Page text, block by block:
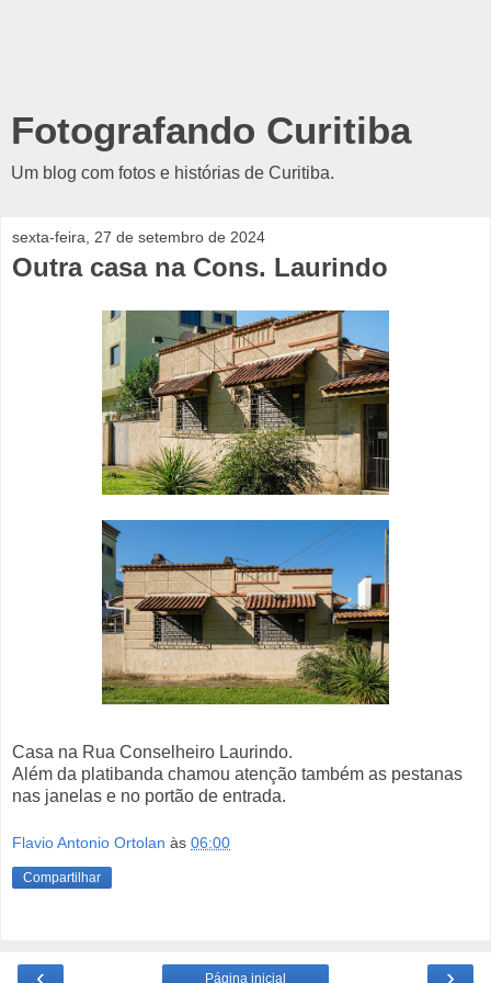
Fotografando Curitiba
Um blog com fotos e histórias de Curitiba.
sexta-feira, 27 de setembro de 2024
Outra casa na Cons. Laurindo
Casa na Rua Conselheiro Laurindo.
Além da platibanda chamou atenção também as pestanas
nas janelas e no portão de entrada.
Flavio Antonio Ortolan às 06:00
Compartilhar
Página inicial